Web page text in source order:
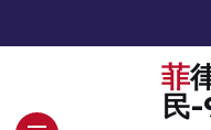
菲律宾环球移
民